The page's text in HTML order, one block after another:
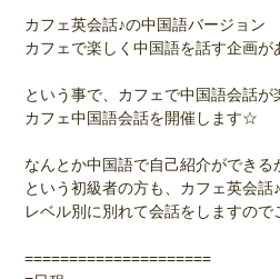
カフェ英会話♪の中国語バージョン
カフェで楽しく中国語を話す企画が
という事で、カフェで中国語会話が
カフェ中国語会話を開催します☆
なんとか中国語で自己紹介ができる
という初級者の方も、カフェ英会話
レベル別に別れて会話をしますの
=====================